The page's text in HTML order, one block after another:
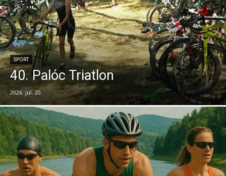
SPORT
40. Palóc Triatlon
2026. júl. 20.